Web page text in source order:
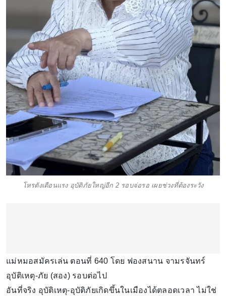
โหรดังเตือนแรง อุบัติภัยใหญ่อีก 2 รอบจ่อรอ เผยช่วงที่ต้องระวัง
แม่หมอสมัครเล่น ตอนที่ 640 โดย ฟองสนาน จามรจันทร์
อุบัติเหตุ-ภัย (สอง) รอบต่อไป
อันที่จริง อุบัติเหตุ-อุบัติภัยเกิดขึ้นในเมืองได้ตลอดเวลา ไม่ใช่